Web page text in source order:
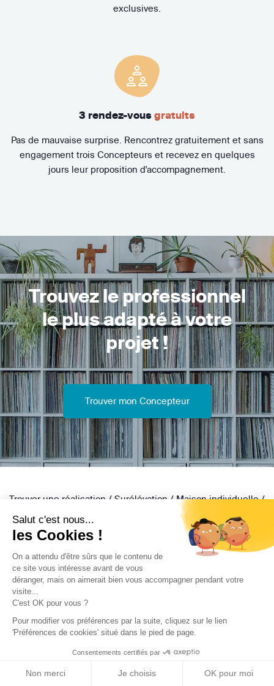
Salut c'est nous...
les Cookies !
On a attendu d'être sûrs que le contenu de
ce site vous intéresse avant de vous
déranger, mais on aimerait bien vous accompagner pendant votre
visite...
C'est OK pour vous ?
Pour modifier vos préférences par la suite, cliquez sur le lien
'Préférences de cookies' situé dans le pied de page.
Consentements certifiés par
Non merci Je choisis OK pour moi
exclusives.
3 rendez-vous gratuits
Pas de mauvaise surprise. Rencontrez gratuitement et sans
engagement trois Concepteurs et recevez en quelques
jours leur proposition d'accompagnement.
Trouvez le professionnel
le plus adapté à votre
projet !
Trouver mon Concepteur
Trouver une réalisation / Surélévation / Maison individuelle/
SURELEVATION COLOMBES
Archidvisor
À propos
Nos partenaires